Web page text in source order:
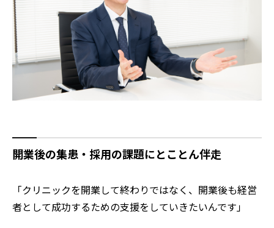
開業後の集患・採用の課題にとことん伴走
「クリニックを開業して終わりではなく、開業後も経営
者として成功するための支援をしていきたいんです」